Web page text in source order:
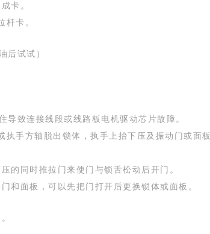
卡。
卡。
后试试）
致连接线段或线路板电机驱动芯片故障。
手方轴脱出锁体，执手上抬下压及振动门或面
的同时推拉门来使门与锁舌松动后开门。
和面板，可以先把门打开后更换锁体或面板。